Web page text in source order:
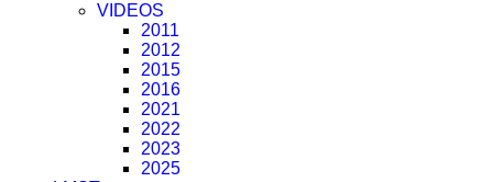
VIDEOS
2011
2012
2015
2016
2021
2022
2023
2025